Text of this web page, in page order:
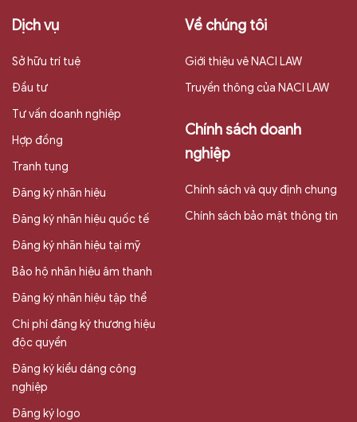
Dịch vụ
Sở hữu trí tuệ
Đầu tư
Tư vấn doanh nghiệp
Hợp đồng
Tranh tụng
Đăng ký nhãn hiệu
Đăng ký nhãn hiệu quốc tế
Đăng ký nhãn hiệu tại mỹ
Bảo hộ nhãn hiệu âm thanh
Đăng ký nhãn hiệu tập thể
Chi phí đăng ký thương hiệu
độc quyền
Đăng ký kiểu dáng công
nghiệp
Đăng ký logo
Về chúng tôi
Giới thiệu vê NACI LAW
Truyền thông của NACI LAW
Chính sách doanh
nghiệp
Chính sách và quy định chung
Chính sách bảo mật thông tin